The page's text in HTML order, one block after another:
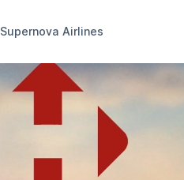
Supernova Airlines